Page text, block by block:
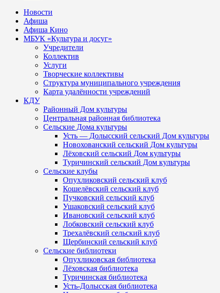
Новости
Афиша
Афиша Кино
МБУК «Культура и досуг»
Учредители
Коллектив
Услуги
Творческие коллективы
Структура муниципального учреждения
Карта удалённости учреждений
КДУ
Районный Дом культуры
Центральная районная библиотека
Сельские Дома культуры
Усть — Долысский сельский Дом культуры
Новохованский сельский Дом культуры
Лёховский сельский Дом культуры
Туричинский сельский Дом культуры
Сельские клубы
Опухликовский сельский клуб
Кошелёвский сельский клуб
Пучковский сельский клуб
Ушаковский сельский клуб
Ивановский сельский клуб
Лобковский сельский клуб
Трехалёвский сельский клуб
Щербинский сельский клуб
Сельские библиотеки
Опухликовская библиотека
Лёховская библиотека
Туричинская библиотека
Усть-Долысская библиотека